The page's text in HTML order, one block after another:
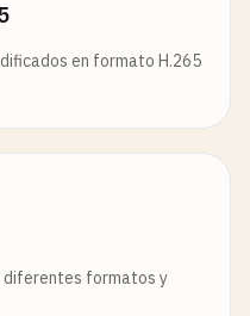
en formato H.265
diferentes formatos y